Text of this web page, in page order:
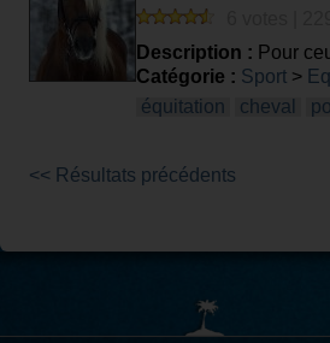
Description : Pour
Galop3 au nouveau
Bonne chance à tous !
Catégorie : Sport >
équitation
cheval
<< Résultats précédents